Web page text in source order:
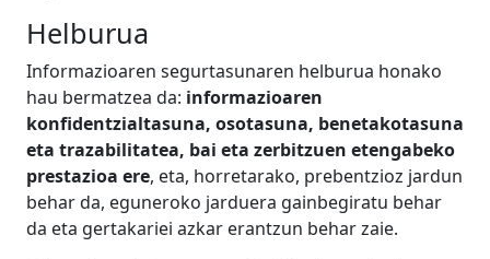
Helburua
Informazioaren segurtasunaren helburua honako
hau bermatzea da: informazioaren
konfidentzialtasuna, osotasuna, benetakotasuna
eta trazabilitatea, bai eta zerbitzuen etengabeko
prestazioa ere, eta, horretarako, prebentzioz jardun
behar da, eguneroko jarduera gainbegiratu behar
da eta gertakariei azkar erantzun behar zaie.